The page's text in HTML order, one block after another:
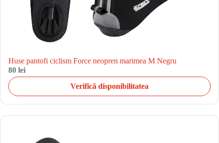
Huse pantofi ciclism Force neopren marimea M Negru
80 lei
Verifică disponibilitatea